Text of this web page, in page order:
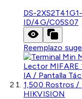
DS-
ID/4G/C05S07
Reemplazo
HIKVISION